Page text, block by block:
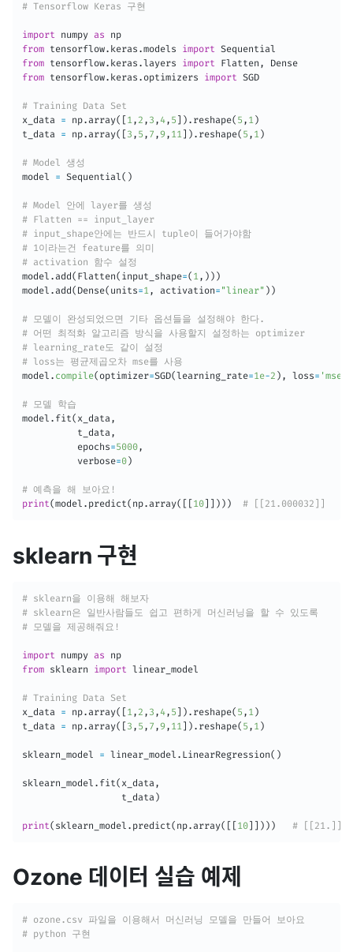
# Tensorflow Keras 구현
import numpy as
from tensorflow. keras .models import
from tensorflow. keras .layers import Flatten ,
from tensorflow. keras . optimizers import SGD
# Training Data Set
x_data = np.array( 1, 2 , 3 , 4, 5 ) . reshape( 5 , 1 )
t_data = np.array( 3 , 5 , 7 ,9 , 11 ) . reshape( 5 , 1 )
# Model 생성
model = Sequential( )
# Model 안에 layer를 생성
# Flatten == input_layer
# input_shape안에는 반드시 tuple이 들어가야함
# 1이라는건 feature를 의미
# activation 함수 설정
model .add ( Flatten( input_shape=( 1, ) ) )
model .add ( Dense( units=1, activation= "linear" ) )
# 모델이 완성되었으면 기타 옵션들을 설정해야 한다.
# 어떤 최적화 알고리즘 방식을 사용할지 설정하는 optimizer
# learning_rate도 같이 설정
# loss는 평균제곱오차 mse를 사용
model . compile( optimizer=SGD(learning_rate=1e-2 ) , loss= 'mse'
# 모델 학습
model . fit( x_data ,
          t_data
,
          epochs
=5000,
          verbose
=0 )
# 예측을 해 보아요!
print(model . predict( np.array( 10 ) ) ) # [[21.000032]]
sklearn 구현
# sklearn을 이용해 해보자
# sklearn은 일반사람들도 쉽고 편하게 머신러닝을 할 수 있도록
# 모델을 제공해줘요!
import numpy as
from sklearn import linear_model
# Training Data Set
x_data = np.array( [1 , 2 , 3 , 4, 5 ] ) . reshape( 5 , 1 )
t_data = np.array( [3 , 5 , 7 ,9 , 11 ] ) . reshape( 5 , 1 )
sklearn_model = linear_model . LinearRegression( )
sklearn_model . fit( x_data ,
                  t_data
)
print( sklearn_model . predict( np.array( [ [10] ] ) ) ) # [[21.]]
Ozone 데이터 실습 예제
# ozone.csv 파일을 이용해서 머신러닝 모델을 만들어 보아요
# python 구현